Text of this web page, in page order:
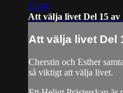
25:44
Att välja livet Del 15 av
Att välja livet Del
Cherstin och Esther
så viktigt att välja livet.